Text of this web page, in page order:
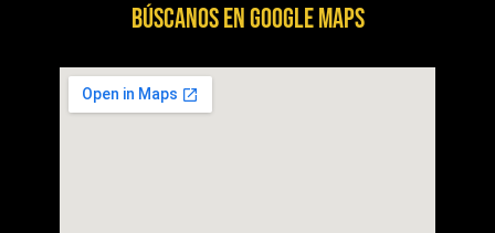
BÚSCANOS EN GOOGLE MAPS